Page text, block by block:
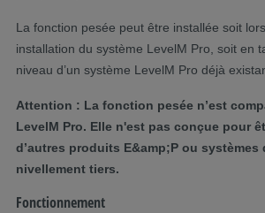
La fonction pesée peut être installée soit
installation du système LevelM Pro, soit en
niveau d’un système LevelM Pro déjà
Attention : La fonction pesée n’est
LevelM Pro. Elle n'est pas conçue pour
d’autres produits E&amp;P ou systèmes
nivellement tiers.
Fonctionnement